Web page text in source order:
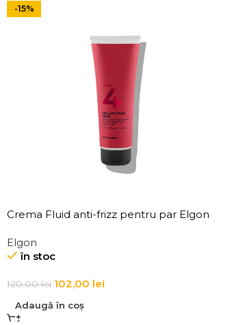
-15%
Crema Fluid anti-frizz pentru par Elgon
Elgon
în stoc
120,00lei 102,00 lei
Adaugă în coș